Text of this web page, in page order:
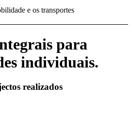
e os transportes
para
individuais.
realizados